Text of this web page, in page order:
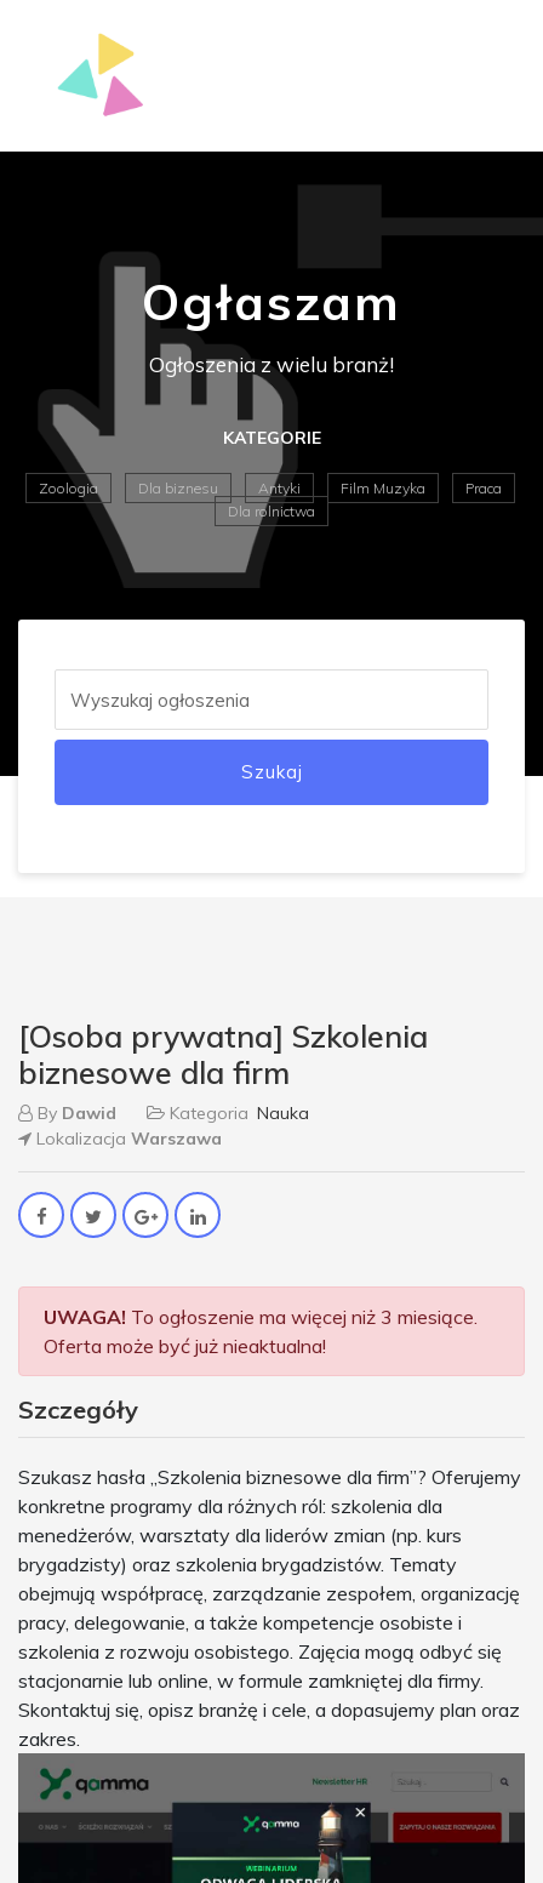
Ogłaszam
Ogłoszenia z wielu branż!
KATEGORIE
Zoologia Dla biznesu Antyki Film Muzyka
Praca
Dla rolnictwa
Szukaj
[Osoba prywatna] Szkolenia
biznesowe dla firm
By Dawid Kategoria Nauka
Lokalizacja Warszawa
UWAGA! To ogłoszenie ma więcej niż 3 miesiące.
Oferta może być już nieaktualna!
Szczegóły
Szukasz hasła „Szkolenia biznesowe dla firm”? Oferujemy
konkretne programy dla różnych ról: szkolenia dla
menedżerów, warsztaty dla liderów zmian (np. kurs
brygadzisty) oraz szkolenia brygadzistów. Tematy
obejmują współpracę, zarządzanie zespołem, organizację
pracy, delegowanie, a także kompetencje osobiste i
szkolenia z rozwoju osobistego. Zajęcia mogą odbyć się
stacjonarnie lub online, w formule zamkniętej dla firmy.
Skontaktuj się, opisz branżę i cele, a dopasujemy plan oraz
zakres.